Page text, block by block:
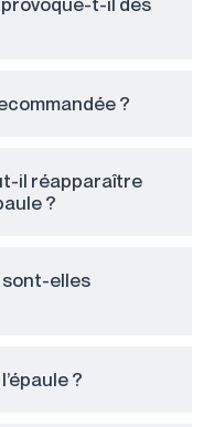
?
il réapparaître
?
elles
?